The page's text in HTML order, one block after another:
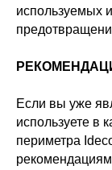
используемых
Если вы уже
используете в
периметра